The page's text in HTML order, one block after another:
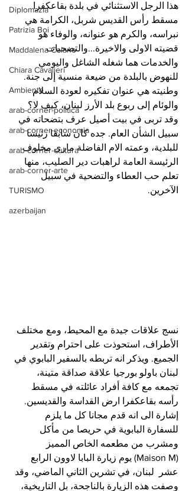
Diplomazia
Patrizia Boi
Maddalena Celano
Chiara Cavalieri
Ambiente
arab-corner-politica
arab-corner-economia
arab-corner-cultura
arab-corner-arte
TURISMO
azerbaijan
هذا الرجل الاستثنائي في بلدة بقاعكفرا
مسقط رأس القديس شربل، الكرامة هي
نبراسه، والكرم هو عنوانه، والوفاء هو
قضيته الاولى والاخيرة...والتضحيات
والخدمات هما شغله الشاغل واليومي
للنهوض بالبلدة من ضيعة منسية إلى جنة.
وطنيته هي عنوان تفكيره لعودة السلام
والوئام إلى ربوع بلد الأرز لبنان، كيف لا؟
وقد تربى في بيت أصيل عرف بتضحاته في
سبيل الشأن العام. جده كان سابقا رئيسا
للبلدية، وعمته الام الفاضلة ماري مخلوف
الرئيسة العامة لراهبات دير الصليب، منها
تعلم حب العطاء والتضحية في سبيل
الآخرين.
نسج علاقات جيدة مع المحيط، ومع مختلف
الأطراف، استحوذت على احترام وتقدير
الجميع. ويذكر انه تربطه بالسفير البابوي في
لبنان باولو بورجيا علاقة صداقة متينة،
تجمعه مع كافة أفراد عائلته في مسقط
رأسه بقاعكفرا ارض القداسة والقديسين.
إشارة الى انه قدم مجانا كل ما يلزم
للسفارة البابوية في حريصا من مأكل
ومشرب من مطعمه الخاص المميز
(Maison M) يوم زيارة البابا لاوون الرابع
عشر  لبنان، في تشرين الثاني الماضي، وقد
وصفت هذه الزيارة بالناجحة، بل التاريخية،